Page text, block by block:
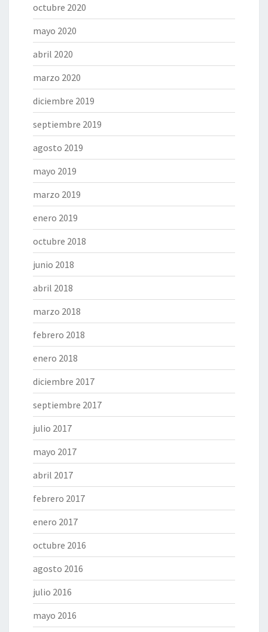
octubre 2020
mayo 2020
abril 2020
marzo 2020
diciembre 2019
septiembre 2019
agosto 2019
mayo 2019
marzo 2019
enero 2019
octubre 2018
junio 2018
abril 2018
marzo 2018
febrero 2018
enero 2018
diciembre 2017
septiembre 2017
julio 2017
mayo 2017
abril 2017
febrero 2017
enero 2017
octubre 2016
agosto 2016
julio 2016
mayo 2016